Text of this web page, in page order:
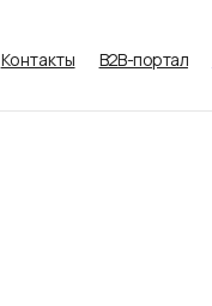
Контакты B2B-портал